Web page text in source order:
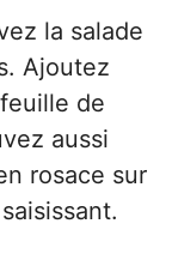
la salade
Ajoutez
de
aussi
rosace sur